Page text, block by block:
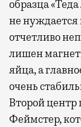
образца
не
отчетливо
лишен
яйца, а
очень
Второй
Феймстер,